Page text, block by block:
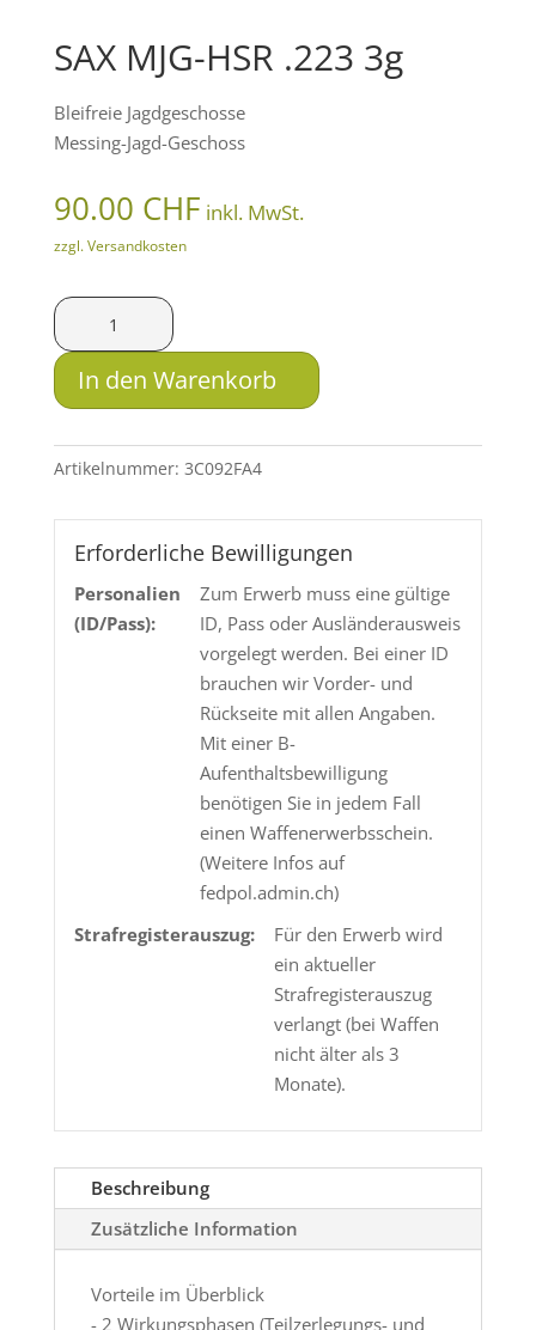
SAX MJG-HSR .223 3g
Bleifreie Jagdgeschosse
Messing-Jagd-Geschoss
90.00 CHF inkl. MwSt.
zzgl. Versandkosten
SAX
MJG-
HSR
.223
Menge
In den Warenkorb
Artikelnummer: 3C092FA4
Erforderliche Bewilligungen
Personalien
(ID/Pass):
Zum Erwerb muss eine gültige
ID, Pass oder Ausländerausweis
vorgelegt werden. Bei einer ID
brauchen wir Vorder- und
Rückseite mit allen Angaben.
Mit einer B-
Aufenthaltsbewilligung
benötigen Sie in jedem Fall
einen Waffenerwerbsschein.
(Weitere Infos auf
fedpol.admin.ch)
Strafregisterauszug:
Für den Erwerb wird
ein aktueller
Strafregisterauszug
verlangt (bei Waffen
nicht älter als 3
Monate).
Beschreibung
Zusätzliche Information
Vorteile im Überblick
- 2 Wirkungsphasen (Teilzerlegungs- und